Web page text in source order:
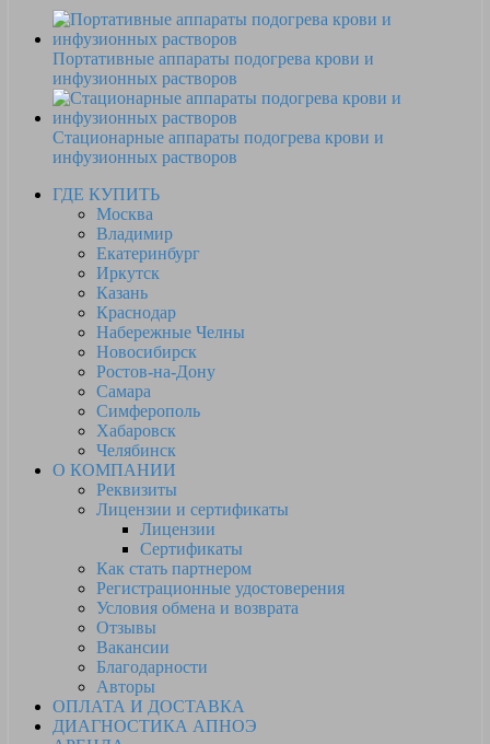
Портативные аппараты подогрева крови и
инфузионных растворов
Стационарные аппараты подогрева крови и
инфузионных растворов
ГДЕ КУПИТЬ
Москва
Владимир
Екатеринбург
Иркутск
Казань
Краснодар
Набережные Челны
Новосибирск
Ростов-на-Дону
Самара
Симферополь
Хабаровск
Челябинск
О КОМПАНИИ
Реквизиты
Лицензии и сертификаты
Лицензии
Сертификаты
Как стать партнером
Регистрационные удостоверения
Условия обмена и возврата
Отзывы
Вакансии
Благодарности
Авторы
ОПЛАТА И ДОСТАВКА
ДИАГНОСТИКА АПНОЭ